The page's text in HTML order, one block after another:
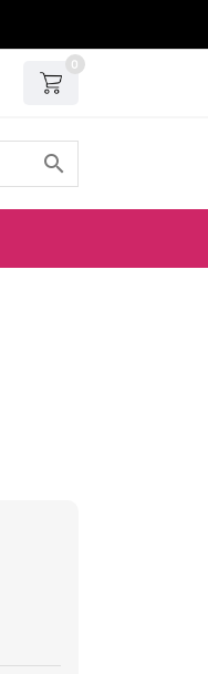
0
search